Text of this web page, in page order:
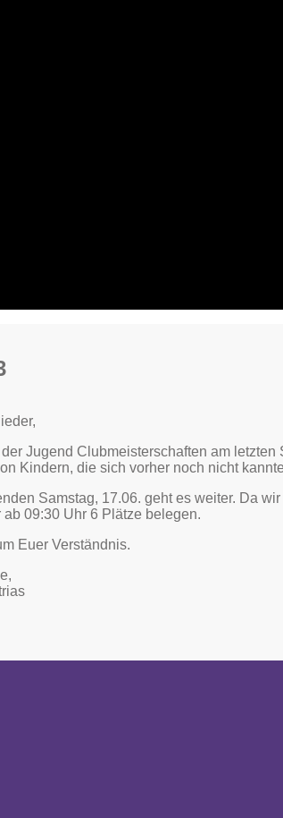
Jugend Clubmeisterschaften am
Kindern, die sich vorher noch nicht
Samstag, 17.06. geht es weiter. Da
09:30 Uhr 6 Plätze belegen.
Euer Verständnis.